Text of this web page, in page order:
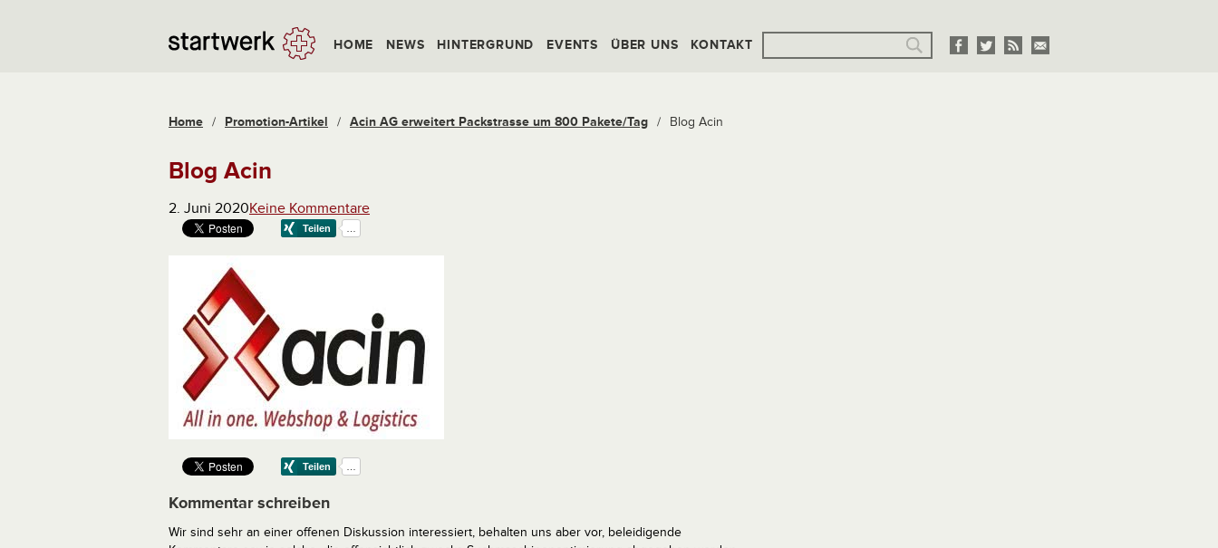
HOME NEWS HINTERGRUND EVENTS ÜBER UNS KONTAKT
Home / Promotion-Artikel / Acin AG erweitert Packstrasse um 800 Pakete/Tag / Blog Acin
Blog Acin
2. Juni 2020Keine Kommentare
Kommentar schreiben
Wir sind sehr an einer offenen Diskussion interessiert, behalten uns aber vor, beleidigende